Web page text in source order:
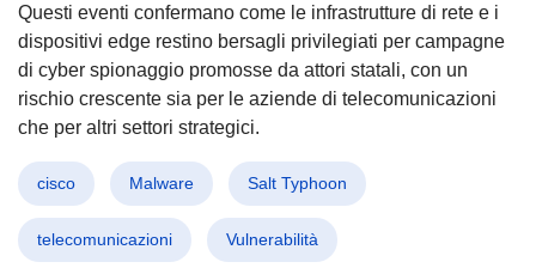
Questi eventi confermano come le infrastrutture di rete e i
dispositivi edge restino bersagli privilegiati per campagne
di cyber spionaggio promosse da attori statali, con un
rischio crescente sia per le aziende di telecomunicazioni
che per altri settori strategici.
cisco Malware Salt Typhoon
telecomunicazioni Vulnerabilità